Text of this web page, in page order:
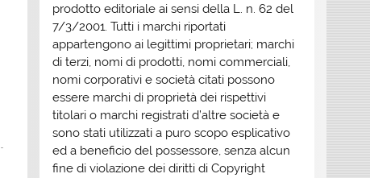
prodotto editoriale ai sensi della L. n. 62 del
7/3/2001. Tutti i marchi riportati
appartengono ai legittimi proprietari; marchi
di terzi, nomi di prodotti, nomi commerciali,
nomi corporativi e società citati possono
essere marchi di proprietà dei rispettivi
titolari o marchi registrati d’altre società e
sono stati utilizzati a puro scopo esplicativo
ed a beneficio del possessore, senza alcun
fine di violazione dei diritti di Copyright